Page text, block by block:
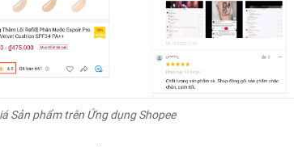
Sản phẩm trên Ứng dụng Shopee